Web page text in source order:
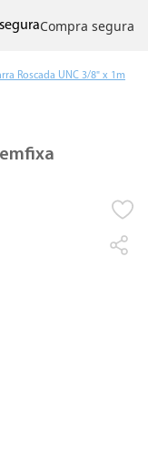
Compra segura
Roscada UNC 3/8" x 1m